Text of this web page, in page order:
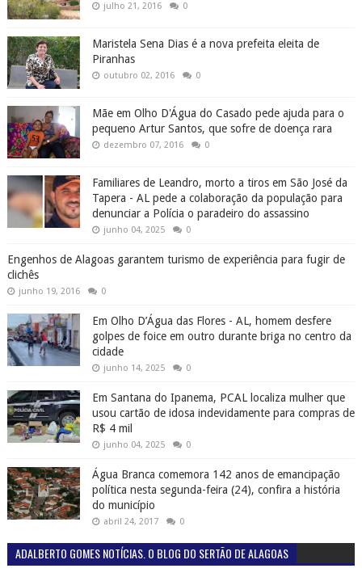
julho 21, 2016 0
Maristela Sena Dias é a nova prefeita eleita de
Piranhas
outubro 02, 2016 0
Mãe em Olho D'Água do Casado pede ajuda para o
pequeno Artur Santos, que sofre de doença rara
dezembro 07, 2016 0
Familiares de Leandro, morto a tiros em São José da
Tapera - AL pede a colaboração da população para
denunciar a Polícia o paradeiro do assassino
junho 04, 2025 0
Engenhos de Alagoas garantem turismo de experiência para fugir de
clichês
junho 19, 2016 0
Em Olho D’Água das Flores - AL, homem desfere
golpes de foice em outro durante briga no centro da
cidade
junho 14, 2025 0
Em Santana do Ipanema, PCAL localiza mulher que
usou cartão de idosa indevidamente para compras de
R$ 4 mil
junho 04, 2025 0
Água Branca comemora 142 anos de emancipação
política nesta segunda-feira (24), confira a história
do município
abril 24, 2017 0
ADALBERTO GOMES NOTÍCIAS. O BLOG DO SERTÃO DE ALAGOAS